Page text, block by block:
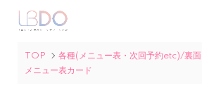
TOP
各種(メニュー表・次回予約etc)/裏面
メニュー表カード